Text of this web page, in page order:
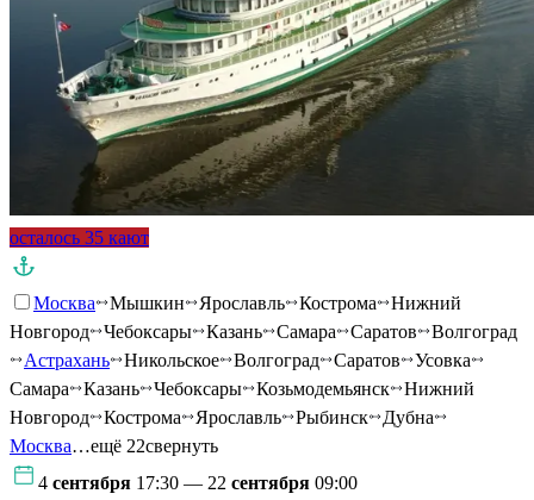
осталось 35 кают
Москва Мышкин Ярославль Кострома
Нижний
Новгород
Чебоксары Казань Самара Саратов
Волгоград
Астрахань
Никольское Волгоград Саратов
Усовка
Самара
Казань Чебоксары Козьмодемьянск
Нижний
Новгород
Кострома Ярославль Рыбинск
Дубна
Москва…ещё 22свернуть
4 сентября 17:30 — 22 сентября 09:00